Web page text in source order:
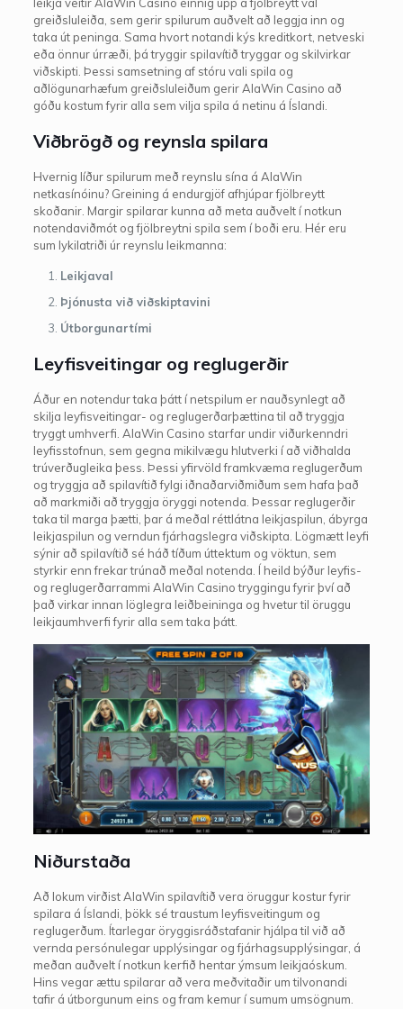
greiðsluleiða, sem gerir spilurum auðvelt að leggja inn og
taka út peninga. Sama hvort notandi kýs kreditkort, netveski
eða önnur úrræði, þá tryggir spilavítið tryggar og skilvirkar
viðskipti. Þessi samsetning af stóru vali spila og
aðlögunarhæfum greiðsluleiðum gerir AlaWin Casino að
góðu kostum fyrir alla sem vilja spila á netinu á Íslandi.
Viðbrögð og reynsla spilara
Hvernig líður spilurum með reynslu sína á AlaWin
netkasínóinu? Greining á endurgjöf afhjúpar fjölbreytt
skoðanir. Margir spilarar kunna að meta auðvelt í notkun
notendaviðmót og fjölbreytni spila sem í boði eru. Hér eru
sum lykilatriði úr reynslu leikmanna:
Leikjaval
Þjónusta við viðskiptavini
Útborgunartími
Leyfisveitingar og reglugerðir
Áður en notendur taka þátt í netspilum er nauðsynlegt að
skilja leyfisveitingar- og reglugerðarþættina til að tryggja
tryggt umhverfi. AlaWin Casino starfar undir viðurkenndri
leyfisstofnun, sem gegna mikilvægu hlutverki í að viðhalda
trúverðugleika þess. Þessi yfirvöld framkvæma reglugerðum
og tryggja að spilavítið fylgi iðnaðarviðmiðum sem hafa það
að markmiði að tryggja öryggi notenda. Þessar reglugerðir
taka til marga þætti, þar á meðal réttlátna leikjaspilun, ábyrga
leikjaspilun og verndun fjárhagslegra viðskipta. Lögmætt leyfi
sýnir að spilavítið sé háð tíðum úttektum og vöktun, sem
styrkir enn frekar trúnað meðal notenda. Í heild býður leyfis-
og reglugerðarrammi AlaWin Casino tryggingu fyrir því að
það virkar innan löglegra leiðbeininga og hvetur til öruggu
leikjaumhverfi fyrir alla sem taka þátt.
Niðurstaða
Að lokum virðist AlaWin spilavítið vera öruggur kostur fyrir
spilara á Íslandi, þökk sé traustum leyfisveitingum og
reglugerðum. Ítarlegar öryggisráðstafanir hjálpa til við að
vernda persónulegar upplýsingar og fjárhagsupplýsingar, á
meðan auðvelt í notkun kerfið hentar ýmsum leikjaóskum.
Hins vegar ættu spilarar að vera meðvitaðir um tilvonandi
tafir á útborgunum eins og fram kemur í sumum umsögnum.